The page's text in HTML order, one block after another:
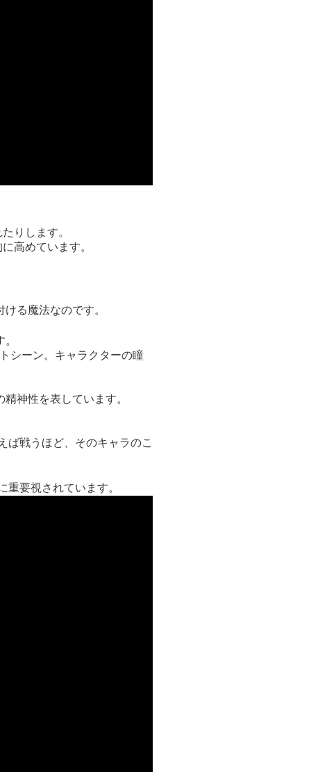
りします。
高めています。
ける魔法なのです。
シーン。キャラクターの瞳
神性を表しています。
ば戦うほど、そのキャラのこ
要視されています。